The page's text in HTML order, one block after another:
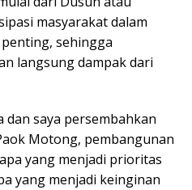
masyarakat dalam
sehingga
langsung dampak dari
dan saya persembahkan
Motong, pembangunan
yang menjadi prioritas
yang menjadi keinginan